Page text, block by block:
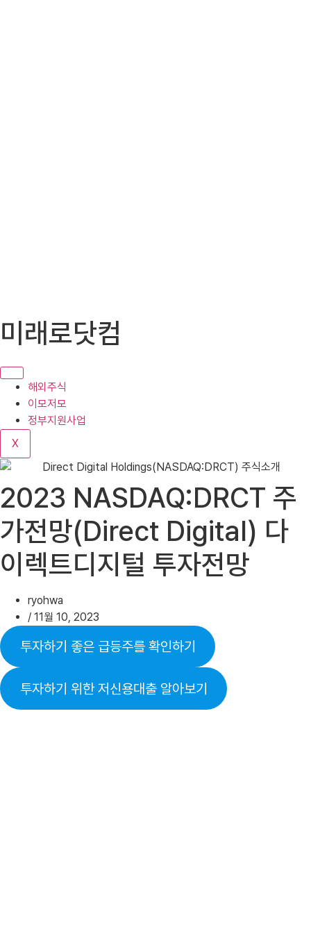
텐
로
기
미래로닷컴
해외주식
이모저모
정부지원사업
X
2023 NASDAQ:DRCT 주
가전망(Direct Digital) 다
이렉트디지털 투자전망
ryohwa
/ 11월 10, 2023
투자하기 좋은 급등주를 확인하기
투자하기 위한 저신용대출 알아보기